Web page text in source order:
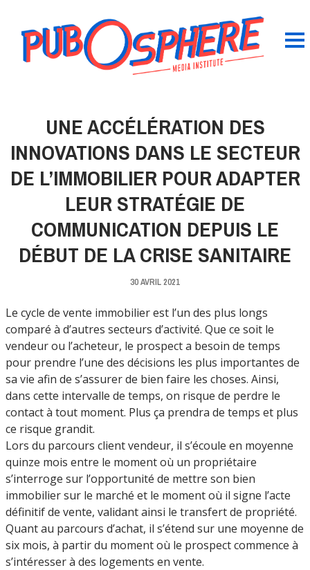
UNE ACCÉLÉRATION DES
INNOVATIONS DANS LE SECTEUR
DE L’IMMOBILIER POUR ADAPTER
LEUR STRATÉGIE DE
COMMUNICATION DEPUIS LE
DÉBUT DE LA CRISE SANITAIRE
30 AVRIL 2021
Le cycle de vente immobilier est l’un des plus longs
comparé à d’autres secteurs d’activité. Que ce soit le
vendeur ou l’acheteur, le prospect a besoin de temps
pour prendre l’une des décisions les plus importantes de
sa vie afin de s’assurer de bien faire les choses. Ainsi,
dans cette intervalle de temps, on risque de perdre le
contact à tout moment. Plus ça prendra de temps et plus
ce risque grandit.
Lors du parcours client vendeur, il s’écoule en moyenne
quinze mois entre le moment où un propriétaire
s’interroge sur l’opportunité de mettre son bien
immobilier sur le marché et le moment où il signe l’acte
définitif de vente, validant ainsi le transfert de propriété.
Quant au parcours d’achat, il s’étend sur une moyenne de
six mois, à partir du moment où le prospect commence à
s’intéresser à des logements en vente.